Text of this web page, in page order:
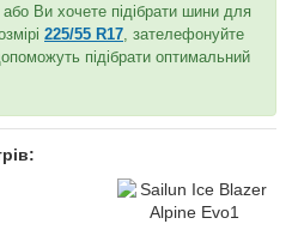
або Ви хочете підібрати шини для
225/55 R17 , зателефонуйте
підібрати оптимальний